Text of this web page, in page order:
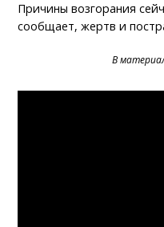
Причины возгорания
сообщает, жертв и
В